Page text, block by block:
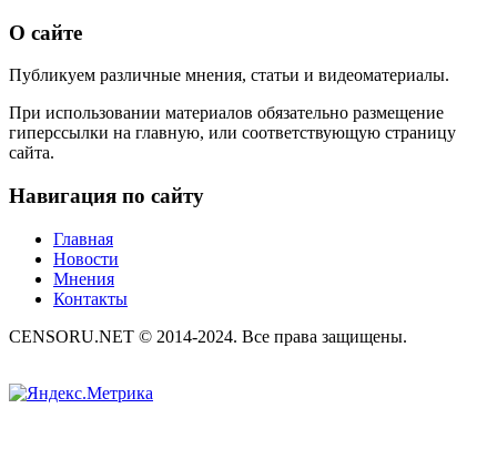
О сайте
Публикуем различные мнения, статьи и видеоматериалы.
При использовании материалов обязательно размещение
гиперссылки на главную, или соответствующую страницу
сайта.
Навигация по сайту
Главная
Новости
Мнения
Контакты
CENSORU.NET © 2014-2024. Все права защищены.